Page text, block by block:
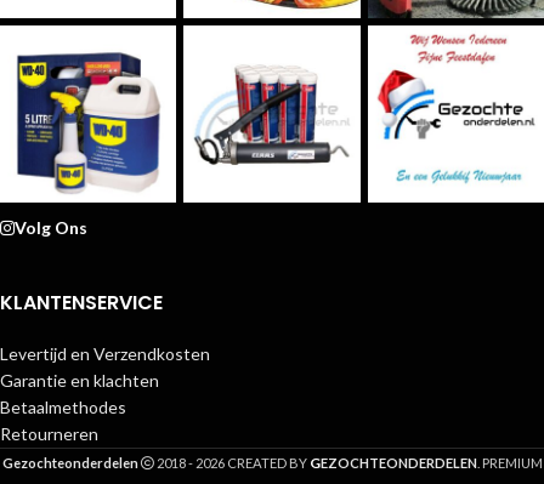
Volg Ons
KLANTENSERVICE
Levertijd en Verzendkosten
Garantie en klachten
Betaalmethodes
Retourneren
Gezochteonderdelen 2018 - 2026 CREATED BY GEZOCHTEONDERDELEN. PREMIUM